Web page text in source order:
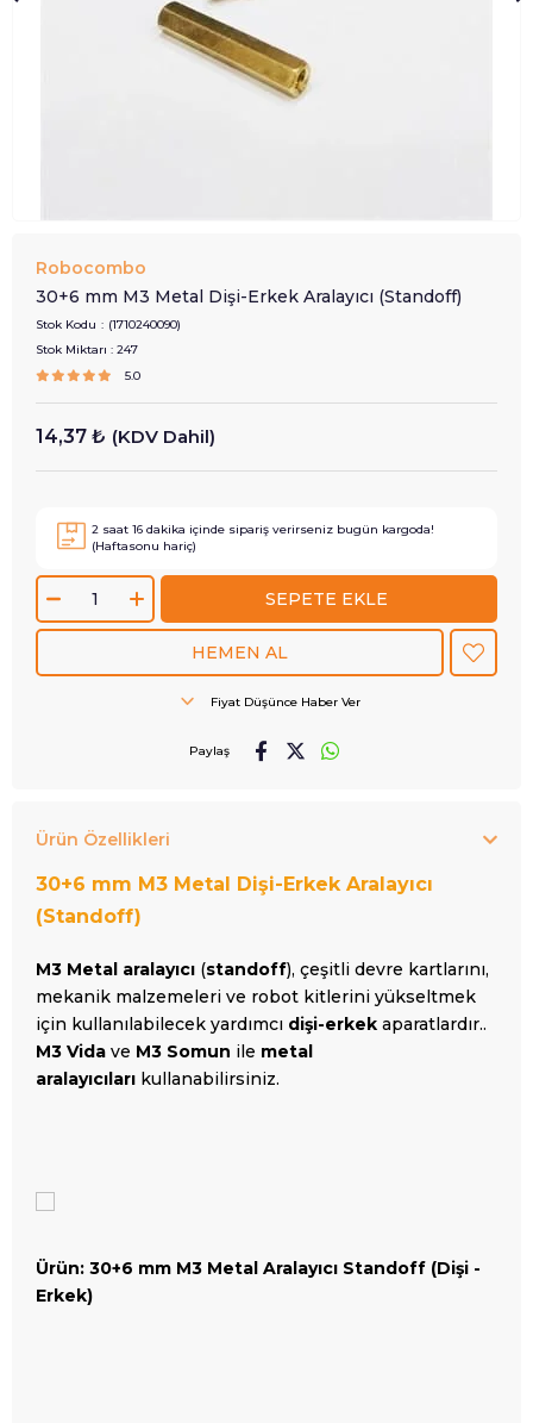
Robocombo
30+6 mm M3 Metal Dişi-Erkek Aralayıcı (Standoff)
Stok Kodu
(1710240090)
Stok Miktarı : 247
5.0
14,37 ₺ (KDV Dahil)
2 saat 16 dakika içinde sipariş verirseniz bugün kargoda!
(Haftasonu hariç)
Fiyat Düşünce Haber Ver
Paylaş
Ürün Özellikleri
30+6 mm M3 Metal Dişi-Erkek Aralayıcı
(Standoff)
M3 Metal aralayıcı (standoff), çeşitli devre kartlarını,
mekanik malzemeleri ve robot kitlerini yükseltmek
için kullanılabilecek yardımcı dişi-erkek aparatlardır..
M3 Vida ve M3 Somun ile metal
aralayıcıları kullanabilirsiniz.
Ürün: 30+6 mm M3 Metal Aralayıcı Standoff (Dişi -
Erkek)